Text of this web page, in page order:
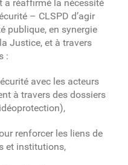
a réaffirmé la nécessité
– CLSPD d’agir
publique, en synergie
Justice, et à travers
:
avec les acteurs
à travers des dossiers
renforcer les liens de
et institutions,